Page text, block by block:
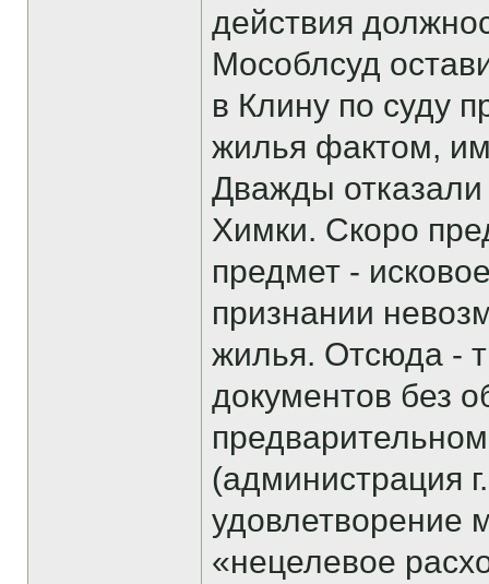
действия
Мособлсуд
в Клину по суду
жилья фактом,
Дважды
Химки. Скоро
предмет -
признании
жилья. Отсюда -
документов без
(администрация
удовлетворение
«нецелевое